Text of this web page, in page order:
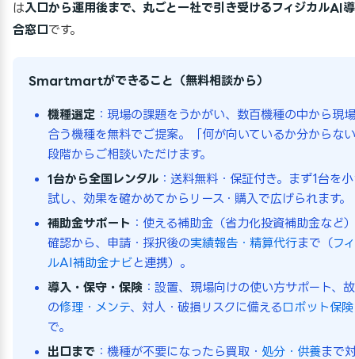
は入口から運用後まで、丸ごと一社で引き受けるフィジカルAI
合窓口です。
Smartmartができること（無料相談から）
機種選定 ：現場の課題をうかがい、数百機種の中から現
合う機種を無料でご提案。「何が向いているか分からな
段階からご相談いただけます。
1台から全国レンタル ：送料無料・保証付き。まず1台を
試し、効果を確かめてからリース・購入で広げられます。
補助金サポート ：使える補助金（省力化投資補助金など
確認から、申請・採択後の実績報告・精算代行まで（フ
ルAI補助金ナビと連携）。
導入・保守・保険 ：設置、現場向けの使い方サポート、
の修理・メンテ、対人・破損リスクに備えるロボット保険
で。
出口まで ：機種が不要になったら買取・ 処分・供養まで